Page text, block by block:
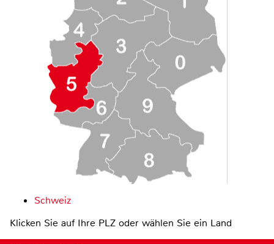
Schweiz
Klicken Sie auf Ihre PLZ oder wählen Sie ein Land